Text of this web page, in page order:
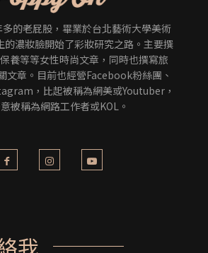
的老屁股，畢業於台北藝術大學美術
的濃妝臉開始了彩妝研究之路。主要撰
養等等女性時尚文章，同時也撰寫旅
文章。目前也經營Facebook粉絲團、
，比起被稱為網美或Youtuber，
被稱為網路工作者或KOL。